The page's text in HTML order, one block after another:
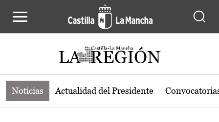
Noticias de la región de Castilla-La
Noticias Actualidad del Presidente